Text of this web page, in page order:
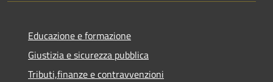
Educazione e formazione
Giustizia e sicurezza pubblica
Tributi,finanze e contravvenzioni